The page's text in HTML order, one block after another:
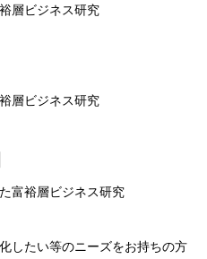
層ビジネス研究
層ビジネス研究
富裕層ビジネス研究
したい等のニーズをお持ちの方